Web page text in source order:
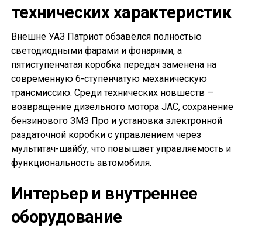
технических характеристик
Внешне УАЗ Патриот обзавёлся полностью
светодиодными фарами и фонарями, а
пятиступенчатая коробка передач заменена на
современную 6-ступенчатую механическую
трансмиссию. Среди технических новшеств —
возвращение дизельного мотора JAC, сохранение
бензинового ЗМЗ Про и установка электронной
раздаточной коробки с управлением через
мультитач-шайбу, что повышает управляемость и
функциональность автомобиля.
Интерьер и внутреннее
оборудование